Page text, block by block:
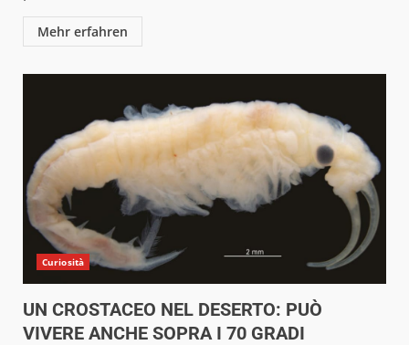
Mehr erfahren
Curiosità
UN CROSTACEO NEL DESERTO: PUÒ
VIVERE ANCHE SOPRA I 70 GRADI